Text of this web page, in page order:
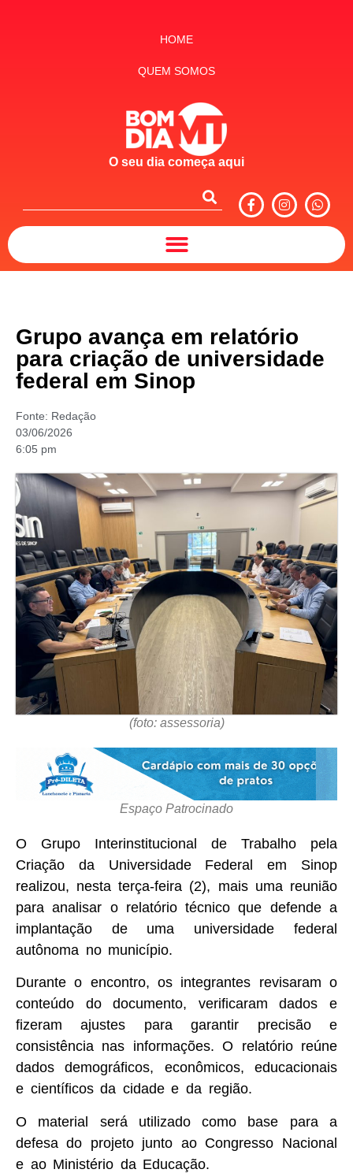
HOME
QUEM SOMOS
O seu dia começa aqui
Grupo avança em relatório
para criação de universidade
federal em Sinop
Fonte: Redação
03/06/2026
6:05 pm
(foto: assessoria)
Espaço Patrocinado
O Grupo Interinstitucional de Trabalho pela
Criação da Universidade Federal em Sinop
realizou, nesta terça-feira (2), mais uma reunião
para analisar o relatório técnico que defende a
implantação de uma universidade federal
autônoma no município.
Durante o encontro, os integrantes revisaram o
conteúdo do documento, verificaram dados e
fizeram ajustes para garantir precisão e
consistência nas informações. O relatório reúne
dados demográficos, econômicos, educacionais
e científicos da cidade e da região.
O material será utilizado como base para a
defesa do projeto junto ao Congresso Nacional
e ao Ministério da Educação.